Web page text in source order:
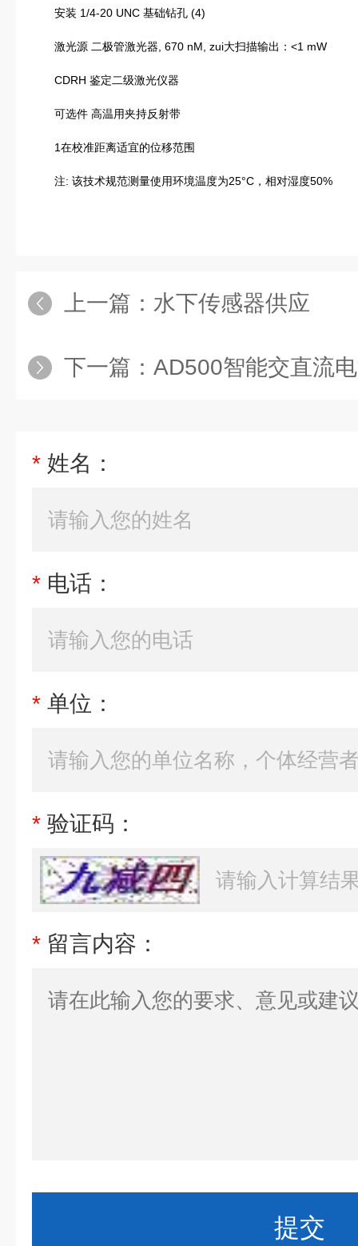
安装 1/4-20 UNC 基础钻孔 (4)
激光源 二极管激光器, 670 nM, zui大扫描输出：<1 mW
CDRH 鉴定二级激光仪器
可选件 高温用夹持反射带
1在校准距离适宜的位移范围
注: 该技术规范测量使用环境温度为25°C，相对湿度50%
上一篇： 水下传感器供应
下一篇： AD500智能交直流
* 姓名：
* 电话：
* 单位：
* 验证码：
* 留言内容：